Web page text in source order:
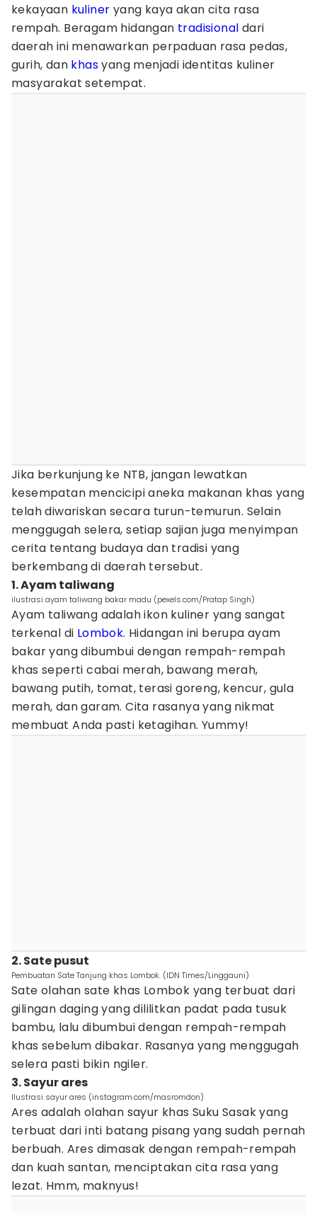
kekayaan kuliner yang kaya akan cita rasa
rempah. Beragam hidangan tradisional dari
daerah ini menawarkan perpaduan rasa pedas,
gurih, dan khasyang menjadi identitas kuliner
masyarakat setempat.
Jika berkunjung ke NTB, jangan lewatkan
kesempatan mencicipi aneka makanan khas yang
telah diwariskan secara turun-temurun. Selain
menggugah selera, setiap sajian juga menyimpan
cerita tentang budaya dan tradisi yang
berkembang di daerah tersebut.
1. Ayam taliwang
ilustrasi ayam taliwang bakar madu (pexels.com/Pratap Singh)
Ayam taliwang adalah ikon kuliner yang sangat
terkenal di Lombok. Hidangan ini berupa ayam
bakar yang dibumbui dengan rempah-rempah
khas seperti cabai merah, bawang merah,
bawang putih, tomat, terasi goreng, kencur, gula
merah, dan garam. Cita rasanya yang nikmat
membuat Anda pasti ketagihan. Yummy!
2. Sate pusut
Pembuatan Sate Tanjung khas Lombok. (IDN Times/Linggauni)
Sate olahan sate khas Lombok yang terbuat dari
gilingan daging yang dililitkan padat pada tusuk
bambu, lalu dibumbui dengan rempah-rempah
khas sebelum dibakar. Rasanya yang menggugah
selera pasti bikin ngiler.
3. Sayur ares
Ilustrasi sayur ares (instagram.com/masromdon)
Ares adalah olahan sayur khas Suku Sasak yang
terbuat dari inti batang pisang yang sudah pernah
berbuah. Ares dimasak dengan rempah-rempah
dan kuah santan, menciptakan cita rasa yang
lezat. Hmm, maknyus!